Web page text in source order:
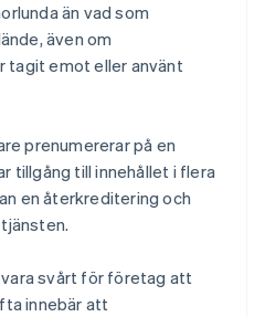
än vad som
även om
tagit emot eller använt
prenumererar på en
tillgång till innehållet i flera
en återkreditering och
svårt för företag att
innebär att